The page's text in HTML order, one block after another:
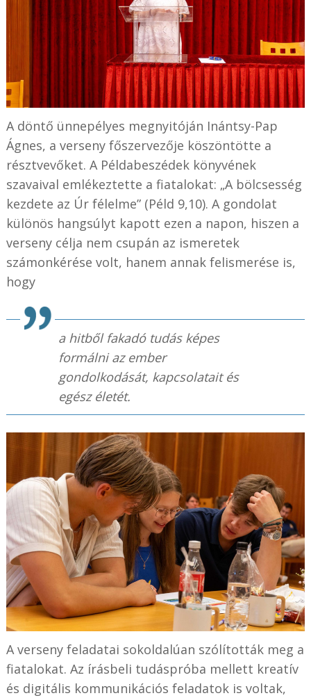
A döntő ünnepélyes megnyitóján Inántsy-Pap
Ágnes, a verseny főszervezője köszöntötte a
résztvevőket. A Példabeszédek könyvének
szavaival emlékeztette a fiatalokat: „A bölcsesség
kezdete az Úr félelme” (Péld 9,10). A gondolat
különös hangsúlyt kapott ezen a napon, hiszen a
verseny célja nem csupán az ismeretek
számonkérése volt, hanem annak felismerése is,
hogy
a hitből fakadó tudás képes
formálni az ember
gondolkodását, kapcsolatait és
egész életét.
A verseny feladatai sokoldalúan szólították meg a
fiatalokat. Az írásbeli tudáspróba mellett kreatív
és digitális kommunikációs feladatok is voltak,